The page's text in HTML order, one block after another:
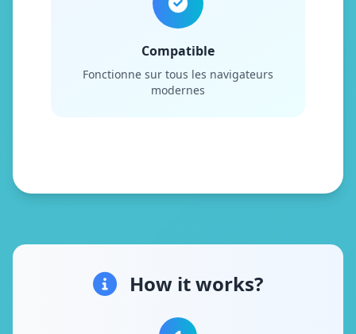
Compatible
Fonctionne sur tous les navigateurs
modernes
How it works?